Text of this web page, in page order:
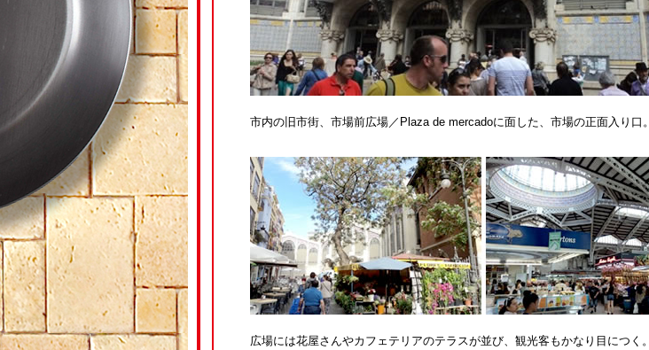
市内の旧市街、市場前広場／Plaza de mercadoに面した、市場の正面入り口。
広場には花屋さんやカフェテリアのテラスが並び、観光客もかなり目につく。